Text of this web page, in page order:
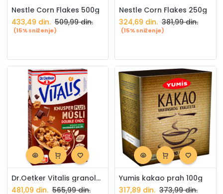
Nestle Corn Flakes 500g
433,49 din. 509,99din.
(15% sniženje)
Nestle Corn Flakes 250g
324,69 din. 381,99din.
(15% sniženje)
Dr.Oetker Vitalis granola Musli Double Choc 420g
481,09 din. 565,99din.
Yumis kakao prah 100g
317,89 din. 373,99din.